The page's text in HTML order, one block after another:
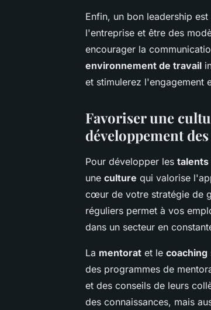
Enfin, un bon leadership
l'entreprise et être des
encourager la
environnement de travail
et stimulerez l'engagement
Favoriser une
développement
Pour développer les talents
une culture qui valorise
cœur de votre stratégie de
réguliers permet à vos
dans un secteur en
La mentorat et le coaching
des programmes de
et des conseils de leurs
des connaissances, mais